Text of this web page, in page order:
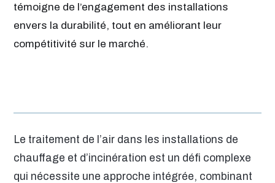
témoigne de l’engagement des installations
envers la durabilité, tout en améliorant leur
compétitivité sur le marché.
Le traitement de l’air dans les installations de
chauffage et d’incinération est un défi complexe
qui nécessite une approche intégrée, combinant